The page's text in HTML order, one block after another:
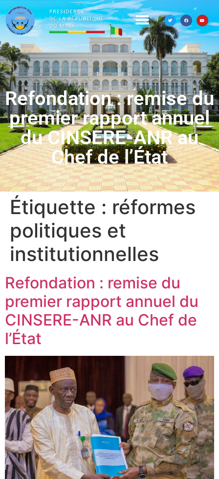
Refondation : remise du
premier rapport annuel
du CINSERE-ANR au
Chef de l’État
Étiquette : réformes
politiques et
institutionnelles
Refondation : remise du
premier rapport annuel du
CINSERE-ANR au Chef de
l’État